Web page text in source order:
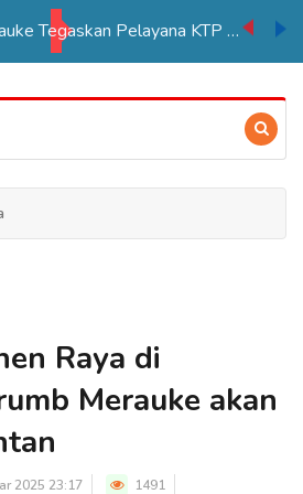
Kadisdukcapil Merauke Tegaskan Pelayana KTP Sesuai SOP
Raya di
Merauke akan
2025 23:17 1491